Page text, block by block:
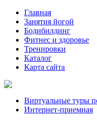
Главная
Занятия йогой
Бодибилдинг
Фитнес и здоровье
Тренировки
Каталог
Карта сайта
Виртуальные туры
Интернет-приемная